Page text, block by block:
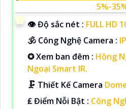
5%-
👁 Độ sắc nét : FULL HD
🕉️ Công Nghệ Camera :
✪ Xem ban đêm : Hồng
Ngoại Smart IR.
🗜️ Thiết Kế Camera
️₤ Điểm Nỗi Bật : Công